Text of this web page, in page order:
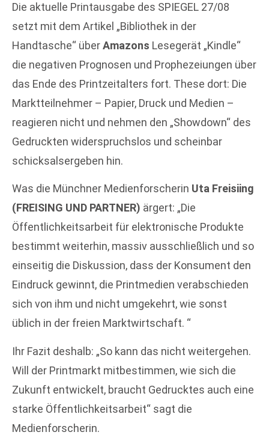
Die aktuelle Printausgabe des SPIEGEL 27/08
setzt mit dem Artikel „Bibliothek in der
Handtasche“ überAmazons Lesegerät „Kindle“
die negativen Prognosen und Prophezeiungen über
das Ende des Printzeitalters fort. These dort: Die
Marktteilnehmer – Papier, Druck und Medien –
reagieren nicht und nehmen den „Showdown“ des
Gedruckten widerspruchslos und scheinbar
schicksalsergeben hin.
Was die Münchner Medienforscherin Uta Freisiing
(FREISING UND PARTNER) ärgert: „Die
Öffentlichkeitsarbeit für elektronische Produkte
bestimmt weiterhin, massiv ausschließlich und so
einseitig die Diskussion, dass der Konsument den
Eindruck gewinnt, die Printmedien verabschieden
sich von ihm und nicht umgekehrt, wie sonst
üblich in der freien Marktwirtschaft. “
Ihr Fazit deshalb: „So kann das nicht weitergehen.
Will der Printmarkt mitbestimmen, wie sich die
Zukunft entwickelt, braucht Gedrucktes auch eine
starke Öffentlichkeitsarbeit“ sagt die
Medienforscherin.